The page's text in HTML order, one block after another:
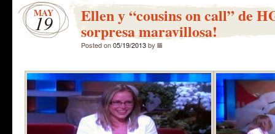
MAY
19 Ellen y “cousins on call” de
sorpresa maravillosa!
Posted on05/19/2013by lili